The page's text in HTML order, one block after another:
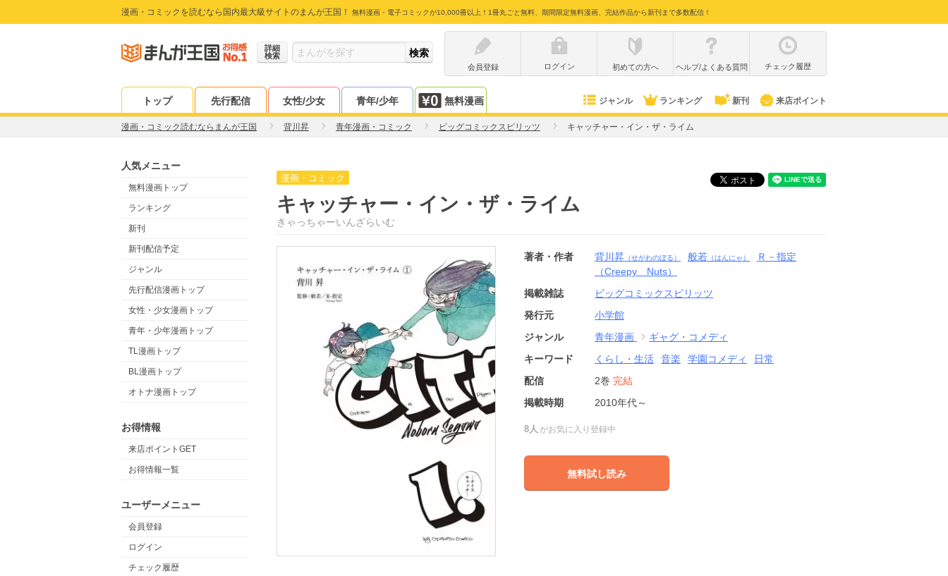
漫画・コミックを読むなら国内最大級サイトのまんが王国！ 無料漫画・電子コミックが10,000冊以上！1冊丸ごと無料、期間限定無料漫画、完結作品から新刊まで多数配信！
詳細
検索
会員登録
ログイン 初めての方へ ヘルプ/よくある質問 チェック履歴
トップ 先行配信 女性/少女 青年/少年 無料漫画 ジャンル ランキング 新刊 来店ポイント
漫画・コミック読むならまんが王国 背川昇 青年漫画・コミック ビッグコミックスピリッツ キャッチャー・イン・ザ・ライム
人気メニュー
無料漫画トップ
ランキング
新刊
新刊配信予定
ジャンル
先行配信漫画トップ
女性・少女漫画トップ
青年・少年漫画トップ
TL漫画トップ
BL漫画トップ
オトナ漫画トップ
お得情報
来店ポイントGET
お得情報一覧
ユーザーメニュー
会員登録
ログイン
チェック履歴
漫画・コミック
キャッチャー・イン・ザ・ライム
きゃっちゃーいんざらいむ
著者・作者 背川昇 （せがわのぼる） 般若 （はんにゃ）
Ｒ－指定
（Creepy Nuts）
掲載雑誌
ビッグコミックスピリッツ
発行元
小学館
ジャンル
青年漫画
ギャグ・コメディ
キーワード
くらし・生活 音楽 学園コメディ
日常
配信
2巻 完結
掲載時期
2010年代～
8人 がお気に入り登録中
無料試し読み